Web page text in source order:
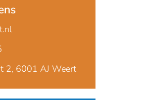
2, 6001 AJ Weert